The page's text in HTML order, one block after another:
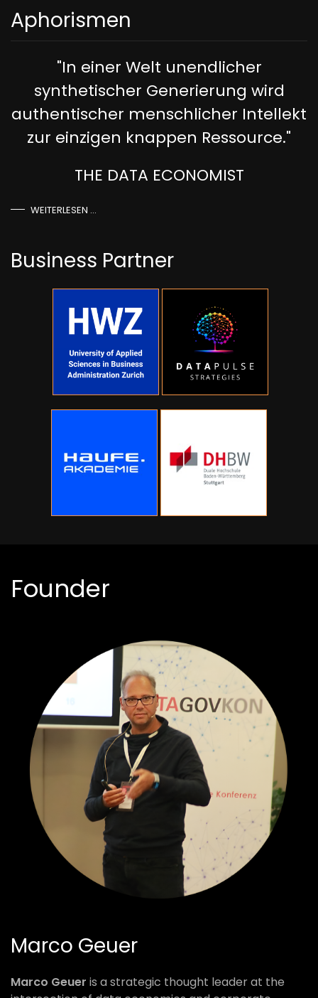
Aphorismen
"In einer Welt unendlicher
synthetischer Generierung wird
authentischer menschlicher Intellekt
zur einzigen knappen Ressource."
THE DATA ECONOMIST
WEITERLESEN …
Business Partner
Founder
Marco Geuer
Marco Geuer is a strategic thought leader at the